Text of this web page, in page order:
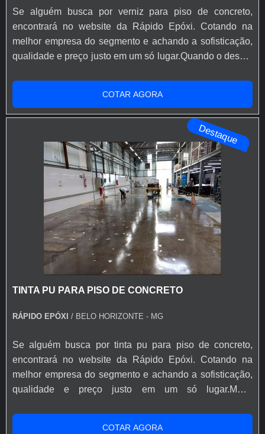
Se alguém busca por verniz para piso de concreto,
encontrará no website da Rápido Epóxi. Cotando na
melhor empresa do segmento e achando a sofisticação,
qualidade e preço justo em um só lugar.Quando o desejo
cliente poderá encontrar excelente custo-benefício com
soluções eficazes para acessórios e ferramentas para
aplicação de base epóxi.MAIS INFORMAÇÕES SOBRE
COTAR AGORA
Destaque
TINTA PU PARA PISO DE CONCRETO
RÁPIDO EPÓXI / BELO HORIZONTE - MG
Se alguém busca por tinta pu para piso de concreto,
encontrará no website da Rápido Epóxi. Cotando na
melhor empresa do segmento e achando a sofisticação,
qualidade e preço justo em um só lugar.MAIS
CONCRETOQuem está à procura de tinta pu para piso
COTAR AGORA